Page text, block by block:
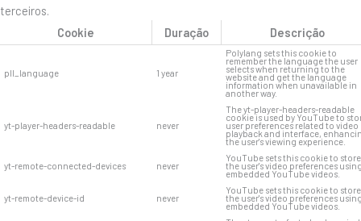
terceiros.
Cookie
Duração Descrição
pll_language 1 year
Polylang sets this cookie to
remember the language the user
selects when returning to the
website and get the language
information when unavailable in
another way.
yt-player-headers-readable never
The yt-player-headers-readable
cookie is used by YouTube to
user preferences related to video
playback and interface,
the user's viewing experience.
yt-remote-connected-devices never
YouTube sets this cookie to store
the user's video preferences
embedded YouTube videos.
yt-remote-device-id never
YouTube sets this cookie to store
the user's video preferences
embedded YouTube videos.